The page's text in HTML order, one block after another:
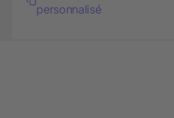
personnalisé